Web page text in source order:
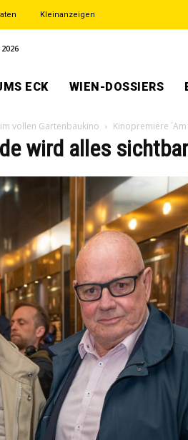
Kleinanzeigen
ECK WIEN-DOSSIERS
im vollen Gartenbaukino Kinopremiere
wird alles